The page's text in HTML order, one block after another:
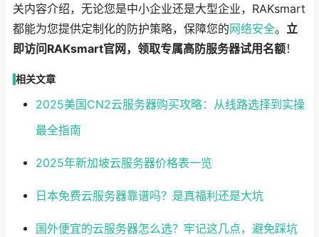
关内容介绍，无论您是中小企业还是大型企业，RAKsmart
都能为您提供定制化的防护策略，保障您的网络安全。 立
即访问RAKsmart官网，领取专属高防服务器试用名额！
相关文章
2025美国CN2云服务器购买攻略：从线路选择到实操
最全指南
2025年新加坡云服务器价格表一览
日本免费云服务器靠谱吗？是真福利还是大坑
国外便宜的云服务器怎么选？牢记这几点，避免踩坑